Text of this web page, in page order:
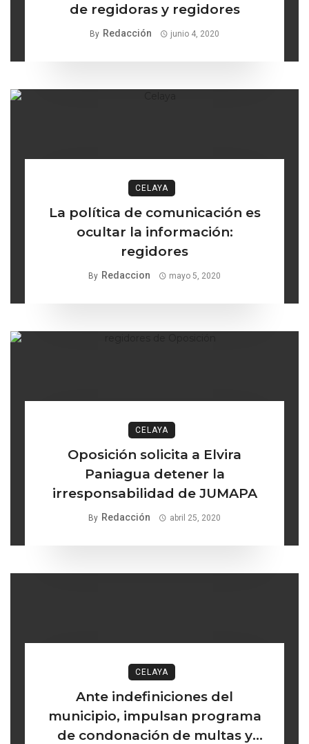
de regidoras y regidores
By Redacción junio 4, 2020
CELAYA
La política de comunicación es
ocultar la información:
regidores
By Redaccion mayo 5, 2020
CELAYA
Oposición solicita a Elvira
Paniagua detener la
irresponsabilidad de JUMAPA
By Redacción abril 25, 2020
CELAYA
Ante indefiniciones del
municipio, impulsan programa
de condonación de multas y